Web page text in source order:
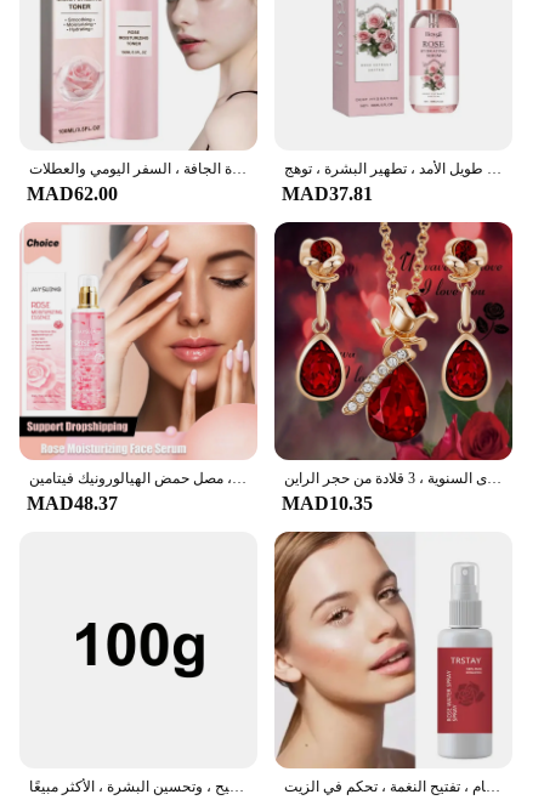
MAD62.00 MAD37.81
MAD48.37
طقم أقراط مع قطرة ماء وردية ، مجوهرات أنيقة ، مثالية للحفلات ، هدايا الذكرى السنوية ، 3 قلادة من حجر الراين
MAD10.35
روز هيدروسول للعناية بالوجه ومستحضرات التجميل ، محلول مائي ، ترطيب ، تفتيح ، وتحسين البشرة ، الأكثر مبيعًا رذاذ ماء الورد ، تفتيح البقع ، تقليص المسام ، تفتيح النغمة ، تحكم في الزيت